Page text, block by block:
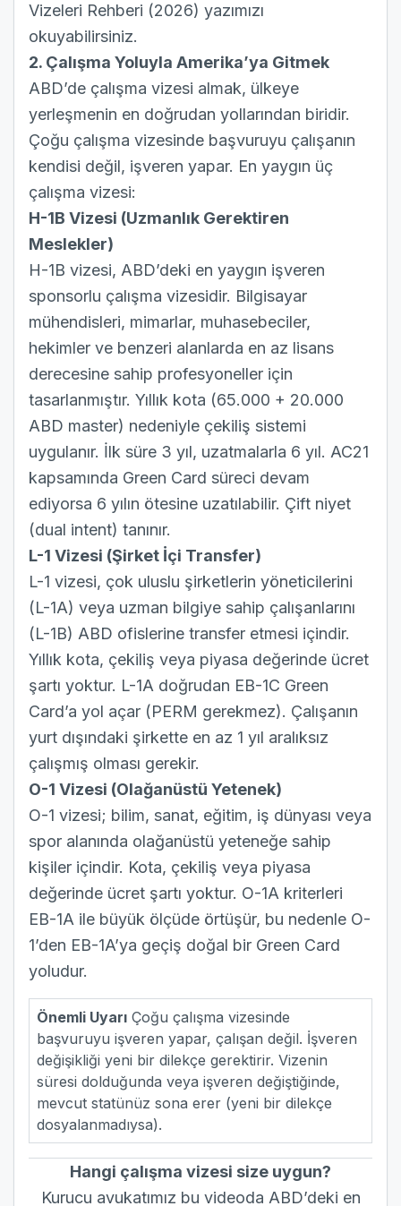
Vizeleri Rehberi (2026) yazımızı
okuyabilirsiniz.
2. Çalışma Yoluyla Amerika’ya Gitmek
ABD’de çalışma vizesi almak, ülkeye
yerleşmenin en doğrudan yollarından biridir.
Çoğu çalışma vizesinde başvuruyu çalışanın
kendisi değil, işveren yapar. En yaygın üç
çalışma vizesi:
H-1B Vizesi (Uzmanlık Gerektiren
Meslekler)
H-1B vizesi, ABD’deki en yaygın işveren
sponsorlu çalışma vizesidir. Bilgisayar
mühendisleri, mimarlar, muhasebeciler,
hekimler ve benzeri alanlarda en az lisans
derecesine sahip profesyoneller için
tasarlanmıştır. Yıllık kota (65.000 + 20.000
ABD master) nedeniyle çekiliş sistemi
uygulanır. İlk süre 3 yıl, uzatmalarla 6 yıl. AC21
kapsamında Green Card süreci devam
ediyorsa 6 yılın ötesine uzatılabilir. Çift niyet
(dual intent) tanınır.
L-1 Vizesi (Şirket İçi Transfer)
L-1 vizesi, çok uluslu şirketlerin yöneticilerini
(L-1A) veya uzman bilgiye sahip çalışanlarını
(L-1B) ABD ofislerine transfer etmesi içindir.
Yıllık kota, çekiliş veya piyasa değerinde ücret
şartı yoktur. L-1A doğrudan EB-1C Green
Card’a yol açar (PERM gerekmez). Çalışanın
yurt dışındaki şirkette en az 1 yıl aralıksız
çalışmış olması gerekir.
O-1 Vizesi (Olağanüstü Yetenek)
O-1 vizesi; bilim, sanat, eğitim, iş dünyası veya
spor alanında olağanüstü yeteneğe sahip
kişiler içindir. Kota, çekiliş veya piyasa
değerinde ücret şartı yoktur. O-1A kriterleri
EB-1A ile büyük ölçüde örtüşür, bu nedenle O-
1’den EB-1A’ya geçiş doğal bir Green Card
yoludur.
Önemli Uyarı Çoğu çalışma vizesinde
başvuruyu işveren yapar, çalışan değil. İşveren
değişikliği yeni bir dilekçe gerektirir. Vizenin
süresi dolduğunda veya işveren değiştiğinde,
mevcut statünüz sona erer (yeni bir dilekçe
dosyalanmadıysa).
Hangi çalışma vizesi size uygun?
Kurucu avukatımız bu videoda ABD’deki en